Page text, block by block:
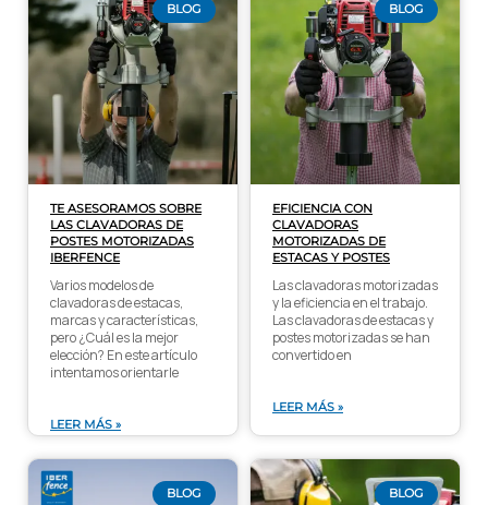
BLOG
TE ASESORAMOS SOBRE
LAS CLAVADORAS DE
POSTES MOTORIZADAS
IBERFENCE
Varios modelos de
clavadoras de estacas,
marcas y características,
pero ¿Cuál es la mejor
elección? En este artículo
intentamos orientarle
LEER MÁS »
BLOG
EFICIENCIA CON
CLAVADORAS
MOTORIZADAS DE
ESTACAS Y POSTES
Las clavadoras motorizadas
y la eficiencia en el trabajo.
Las clavadoras de estacas y
postes motorizadas se han
convertido en
LEER MÁS »
BLOG BLOG